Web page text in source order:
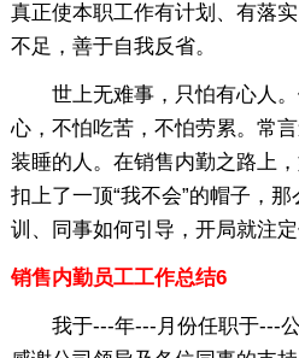
真正使本职工作有计划、有落
不足，善于自我反省。
世上无难事，只怕有心人。
心，不怕吃苦，不怕劳累。常
装睡的人。在销售内勤之路上
扣上了一顶“我不会”的帽子，
训、同事如何引导，开局就注定
销售内勤员工工作总结6
我于---年---月份任职于---公